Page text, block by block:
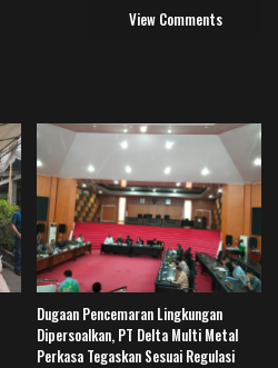
View Comments
Dugaan Pencemaran Lingkungan
Dipersoalkan, PT Delta Multi Metal
Perkasa Tegaskan Sesuai Regulasi